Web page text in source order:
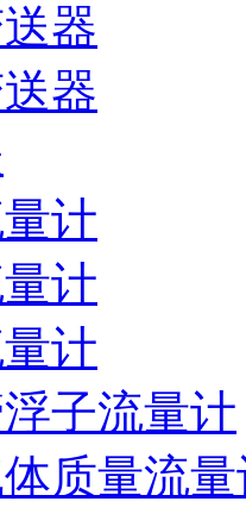
器
器
计
计
计
子流量计
质量流